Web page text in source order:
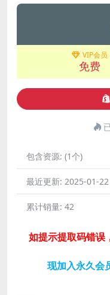
VIP会员
免费
包含资源: (1个)
最近更新: 2025-01-22
累计销量: 42
如提示提取码错误
现加入永久会